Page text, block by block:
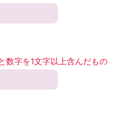
数字を1文字以上含んだもの